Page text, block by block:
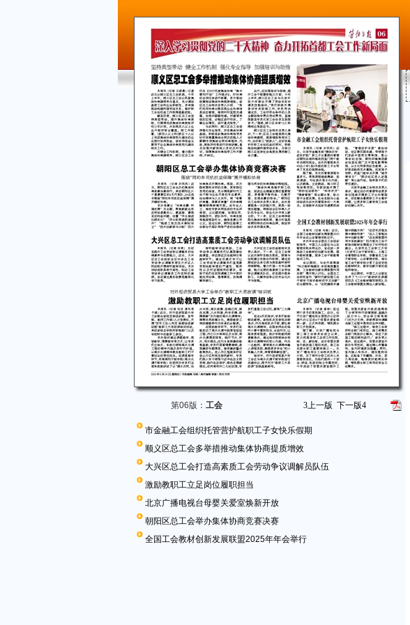
第06版： 工会 3上一版 下一版4
市金融工会组织托管营护航职工子女快乐假期
顺义区总工会多举措推动集体协商提质增效
大兴区总工会打造高素质工会劳动争议调解员队伍
激励教职工立足岗位履职担当
北京广播电视台母婴关爱室焕新开放
朝阳区总工会举办集体协商竞赛决赛
全国工会教材创新发展联盟2025年年会举行